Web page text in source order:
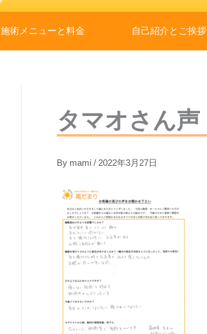
施術メニューと料金 自己紹介とご挨拶
タマオさん声
By mami / 2022年3月27日